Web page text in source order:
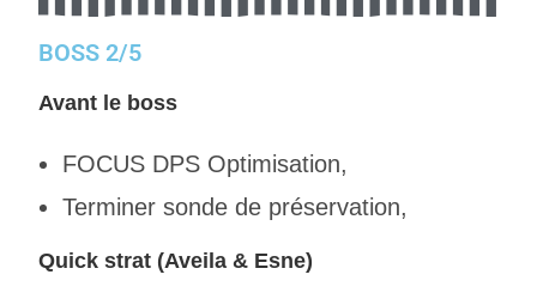
BOSS 2/5
Avant le boss
FOCUS DPS Optimisation,
Terminer sonde de préservation,
Quick strat (Aveila & Esne)